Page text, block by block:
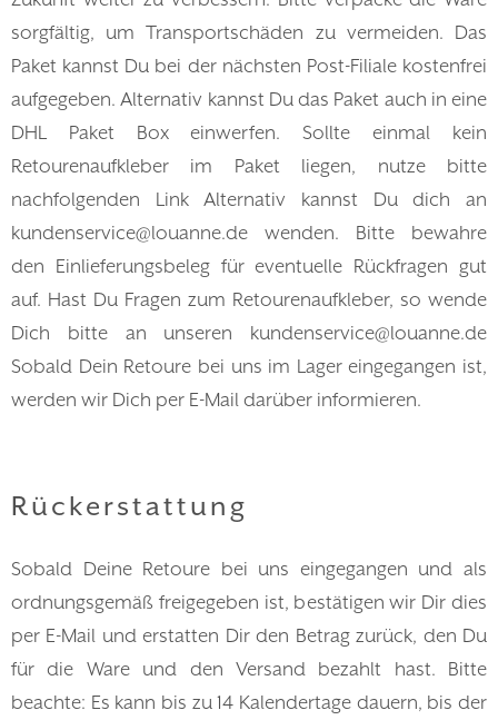
sorgfältig, um Transportschäden zu vermeiden. Das
Paket kannst Du bei der nächsten Post-Filiale kostenfrei
aufgegeben. Alternativ kannst Du das Paket auch in eine
DHL Paket Box einwerfen. Sollte einmal kein
Retourenaufkleber im Paket liegen, nutze bitte
nachfolgenden Link Alternativ kannst Du dich an
kundenservice@louanne.de wenden. Bitte bewahre
den Einlieferungsbeleg für eventuelle Rückfragen gut
auf. Hast Du Fragen zum Retourenaufkleber, so wende
Dich bitte an unseren kundenservice@louanne.de
Sobald Dein Retoure bei uns im Lager eingegangen ist,
werden wir Dich per E-Mail darüber informieren.
Rückerstattung
Sobald Deine Retoure bei uns eingegangen und als
ordnungsgemäß freigegeben ist, bestätigen wir Dir dies
per E-Mail und erstatten Dir den Betrag zurück, den Du
für die Ware und den Versand bezahlt hast. Bitte
beachte: Es kann bis zu 14 Kalendertage dauern, bis der